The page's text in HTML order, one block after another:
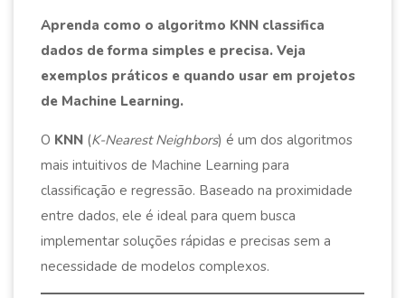
Aprenda como o algoritmo KNN classifica
dados de forma simples e precisa. Veja
exemplos práticos e quando usar em projetos
de Machine Learning.
O KNN (K-Nearest Neighbors) é um dos algoritmos
mais intuitivos de Machine Learning para
classificação e regressão. Baseado na proximidade
entre dados, ele é ideal para quem busca
implementar soluções rápidas e precisas sem a
necessidade de modelos complexos.